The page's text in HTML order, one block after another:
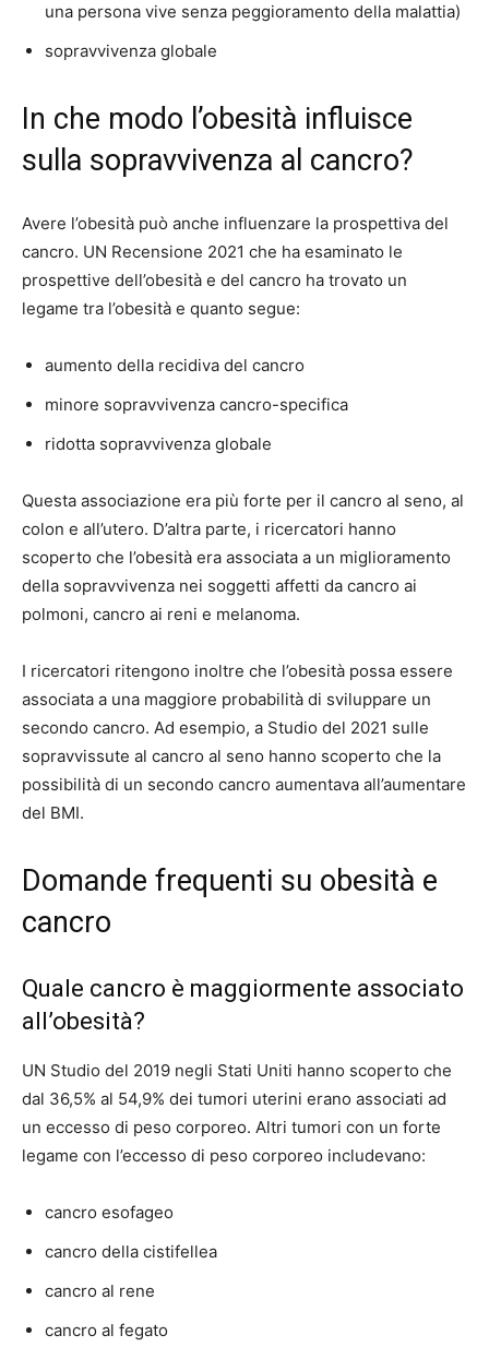
una persona vive senza peggioramento della malattia)
sopravvivenza globale
In che modo l’obesità influisce
sulla sopravvivenza al cancro?
Avere l’obesità può anche influenzare la prospettiva del
cancro. UN Recensione 2021 che ha esaminato le
prospettive dell’obesità e del cancro ha trovato un
legame tra l’obesità e quanto segue:
aumento della recidiva del cancro
minore sopravvivenza cancro-specifica
ridotta sopravvivenza globale
Questa associazione era più forte per il cancro al seno, al
colon e all’utero. D’altra parte, i ricercatori hanno
scoperto che l’obesità era associata a un miglioramento
della sopravvivenza nei soggetti affetti da cancro ai
polmoni, cancro ai reni e melanoma.
I ricercatori ritengono inoltre che l’obesità possa essere
associata a una maggiore probabilità di sviluppare un
secondo cancro. Ad esempio, a Studio del 2021 sulle
sopravvissute al cancro al seno hanno scoperto che la
possibilità di un secondo cancro aumentava all’aumentare
del BMI.
Domande frequenti su obesità e
cancro
Quale cancro è maggiormente associato
all’obesità?
UN Studio del 2019 negli Stati Uniti hanno scoperto che
dal 36,5% al ​​54,9% dei tumori uterini erano associati ad
un eccesso di peso corporeo. Altri tumori con un forte
legame con l’eccesso di peso corporeo includevano:
cancro esofageo
cancro della cistifellea
cancro al rene
cancro al fegato